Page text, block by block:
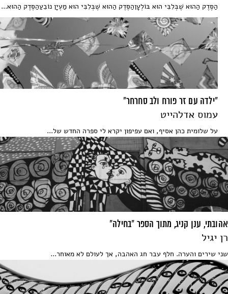
הַסֶּדֶק הַהוּא שֶׁבְּלִבִּי הוּא בּוֹלְעָןהַסֶּדֶק הַהוּא שֶׁבְּלִבִּי הוּא מַעְיָן נוֹבֵעַהַסֶּדֶק הַהוּא...
"ילדה עם זר פורח ולב סחרחר"
עמוס אדלהייט
על שלומית כהן אסיף, ואם עפיפון יקרא לי ספרה החדש של...
אהובתי, ענן קניג, מתוך הספר "בחילה"
רן יגיל
שני שירים והערה. חלף עבר חג האהבה, אך לעולם לא מאוחר...